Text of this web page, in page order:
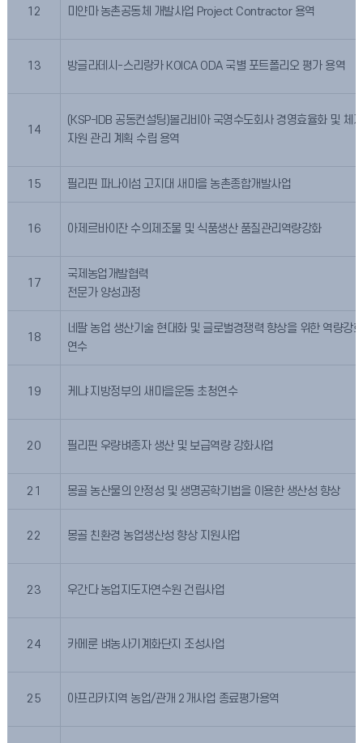
12 미얀마 농촌공동체 개발사업 Project Contractor 용역
13 방글라데시-스리랑카 KOICA ODA 국별 포트폴리오 평가 용역
14
(KSP-IDB 공동컨설팅)볼리비아 국영수도회사 경영효율화 및 체
자원 관리 계획 수립 용역
15 필리핀 파나이섬 고지대 새마을 농촌종합개발사업
16 아제르바이잔 수의제조물 및 식품생산 품질관리역량강화
17
국제농업개발협력
전문가 양성과정
18
네팔 농업 생산기술 현대화 및 글로벌경쟁력 향상을 위한 역량강
연수
19 케냐 지방정부의 새마을운동 초청연수
20 필리핀 우량벼종자 생산 및 보급역량 강화사업
21 몽골 농산물의 안정성 및 생명공학기법을 이용한 생산성 향상
22 몽골 친환경 농업생산성 향상 지원사업
23 우간다 농업지도자연수원 건립사업
24 카메룬 벼농사기계화단지 조성사업
25 아프리카지역 농업/관개 2개사업 종료평가용역